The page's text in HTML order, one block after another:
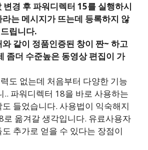
변경 후 파워디렉터 15를 실행하시
는 메시지가 뜨는데 등록하지 않
립니다.
같이 정품인증된 창이 짠~ 하고
좀더 수준높은 동영상 편집이 가
도 없는데 처음부터 다양한 기능
.. 파워디렉터 18을 바로 사용하는
들었습니다. 사용법이 익숙해지
로 옮겨갈 생각입니다. 유료사용자
추가로 얻을 수 있다는 장점이